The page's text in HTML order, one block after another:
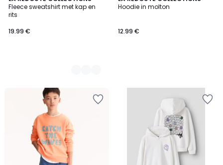
Fleece sweatshirt met kap en
rits
19.99 €
Kleuren
Hoodie in molton
12.99 €